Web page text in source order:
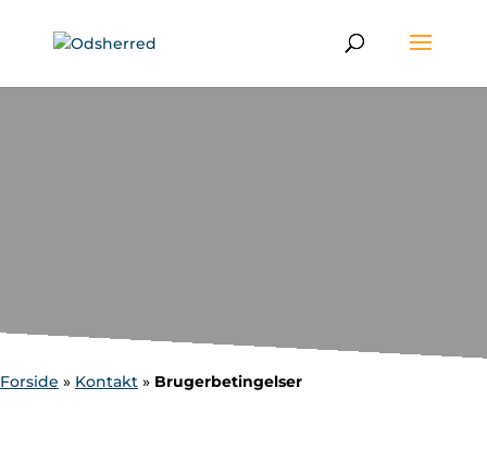
Forside » Kontakt » Brugerbetingelser